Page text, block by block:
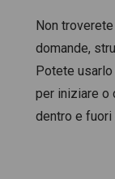
Non
domande,
Potete
per iniziare o
dentro e fuori